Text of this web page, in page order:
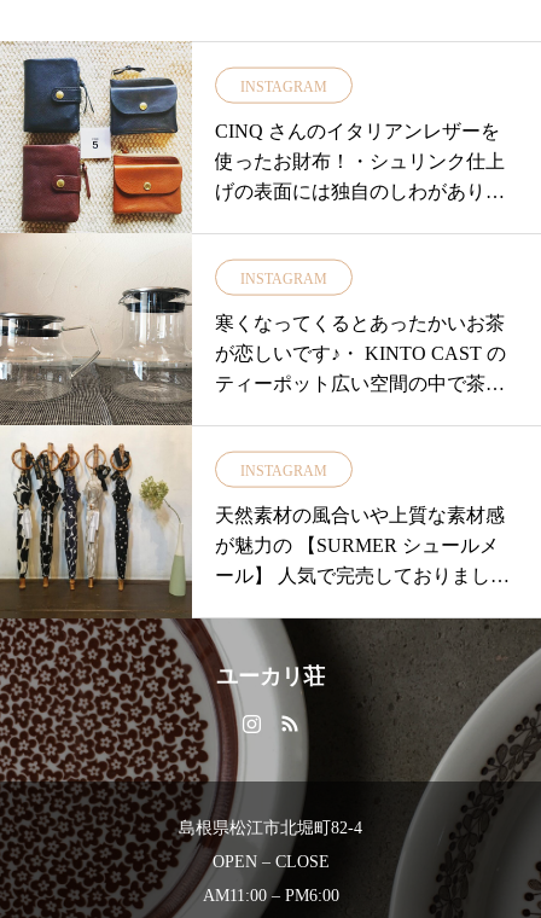
INSTAGRAM
CINQ さんのイタリアンレザーを
使ったお財布！・シュリンク仕上
げの表面には独自のしわがあり細
▼2つ折り▼小さな財布▼長財布の
3種類ご用意しております！・人気
で完売しておりました2つ折り財布
のブラックも再入荷しておりま
♡・手にしっくりくるこの感
じ。。ぜひ店頭でチェックしてみ
てください！・大切な方へのギフ
トにもオススメです・#ユーカリ荘
#yukarisou#島根#松江#古民家#セレ
クトショップ#ライフスタイルショ
ップ#雑貨#雑貨屋#財布#サンク#CI
NQ#ギフト#プレゼント#長財布#小
さい財布#2つ折り財布#レザー
INSTAGRAM
寒くなってくるとあったかいお茶
が恋しいです♪・︎ KINTO ︎CAST の
ティーポット広い空間の中で茶葉
ギリスならではの伝統的なポッ
ト。取り外ししやすいストレーナ
ーも魅力的♡・︎ 益子焼 ︎益子特有の
粗めの粘土が素朴でホッとする温
した形は手に良く馴染みますよ♪電
子レンジ 食洗機 使用可です。・ギ
フトにも嬉しいな︎・#ユーカリ荘#
古民家#雑貨#益子焼#ライフスタイ
ルショップ#セレクトショップ#島
根#CINQ#KINTO#LondonPottery#
益子焼
INSTAGRAM
天然素材の風合いや上質な素材感
が魅力の 【SURMER シュールメ
ール】 人気で完売しておりました
ユーカリ荘
島根県松江市北堀町82-4
OPEN – CLOSE
AM11:00 – PM6:00